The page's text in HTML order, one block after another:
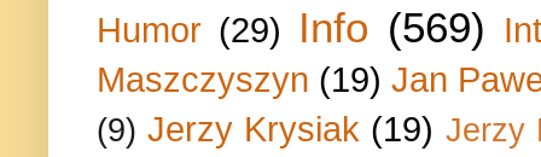
Humor (29) Info (569)
Maszczyszyn (19) Jan
(9) Jerzy Krysiak (19) Jerzy